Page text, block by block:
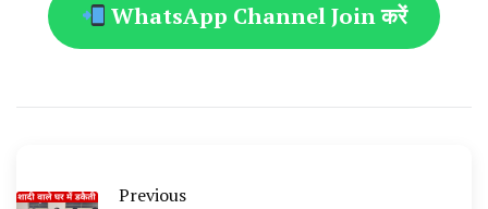
WhatsApp Channel Join करें
Previous